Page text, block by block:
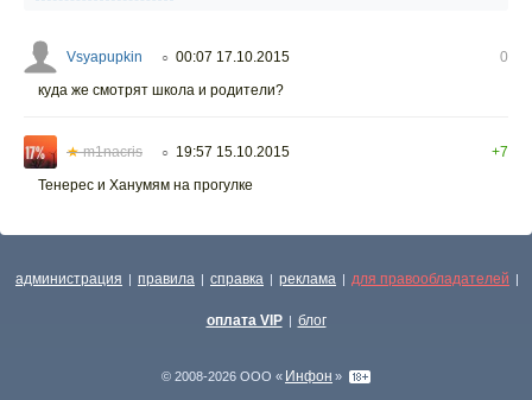
Vsyapupkin ○ 00:07 17.10.2015
0
куда же смотрят школа и родители?
★m1nacris ○ 19:57 15.10.2015
+7
Тенерес и Ханумям на прогулке
администрация | правила | справка | реклама | для правообладателей |
оплата VIP | блог
© 2008-2026 ООО « Инфон »